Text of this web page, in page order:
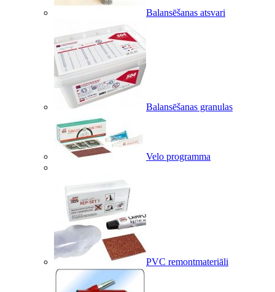
Balansēšanas atsvari
Balansēšanas granulas
Velo programma
PVC remontmateriāli